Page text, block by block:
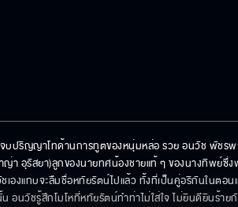
จบปริญญาโทด้านการทูตของหนุ่มหล่อ รวย อนวัช พัชร
อุรัสยา)ลูกของนายทศน้องชายแท้ ๆ ของนางทิพย์ซึ่ง
องแทบจะลืมชื่อหทัยรัตน์ไปแล้ว ทั้งที่เป็นคู่อริกันในตอนเ
อนวัชรู้สึกโมโหที่หทัยรัตน์ทำท่าไม่ใส่ใจ ไม่ยินดียินร้าย